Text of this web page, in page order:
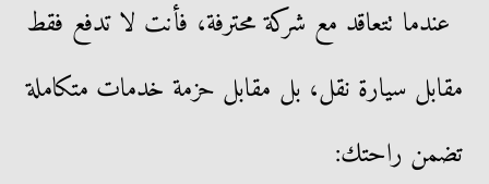
عندما تتعاقد مع شركة محترفة، فأنت لا تدفع فقط
مقابل سيارة نقل، بل مقابل حزمة خدمات متكاملة
تضمن راحتك: